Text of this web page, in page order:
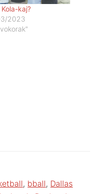
kaj?
2023
, bball, Dallas